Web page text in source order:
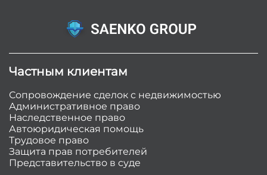
Частным клиентам
Сопровождение сделок с недвижимостью
Административное право
Наследственное право
Автоюридическая помощь
Трудовое право
Защита прав потребителей
Представительство в суде